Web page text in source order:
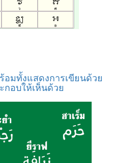
มทั้งแสดงการเขียนด้วย
อบให้เห็นด้วย